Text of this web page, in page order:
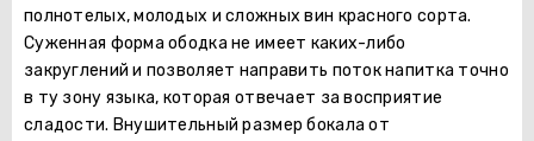
полнотелых, молодых и сложных вин красного сорта.
Суженная форма ободка не имеет каких-либо
закруглений и позволяет направить поток напитка точно
в ту зону языка, которая отвечает за восприятие
сладости. Внушительный размер бокала от